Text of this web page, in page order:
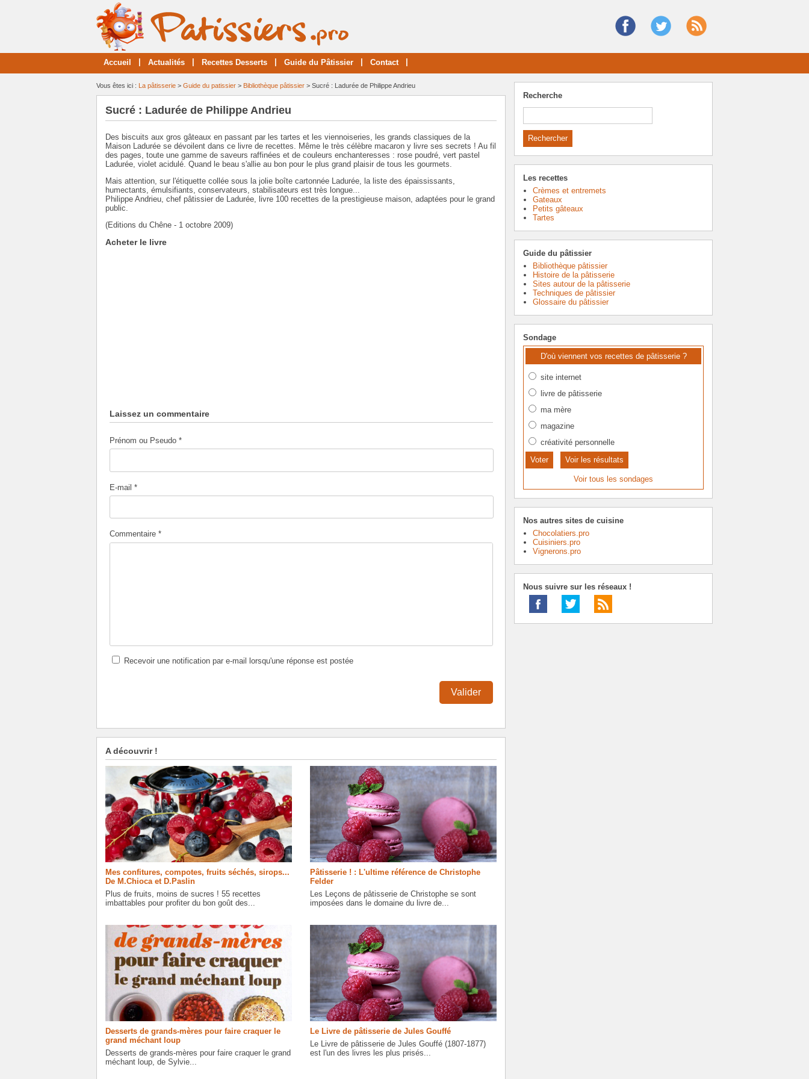
Accueil Actualités Recettes Desserts Guide du Pâtissier Contact
Vous êtes ici : La pâtisserie > Guide du patissier > Bibliothèque pâtissier > Sucré : Ladurée de Philippe Andrieu
Sucré : Ladurée de Philippe Andrieu
Des biscuits aux gros gâteaux en passant par les tartes et les viennoiseries, les grands classiques de la
Maison Ladurée se dévoilent dans ce livre de recettes. Même le très célèbre macaron y livre ses secrets ! Au fil
des pages, toute une gamme de saveurs raffinées et de couleurs enchanteresses : rose poudré, vert pastel
Ladurée, violet acidulé. Quand le beau s'allie au bon pour le plus grand plaisir de tous les gourmets.
Mais attention, sur l'étiquette collée sous la jolie boîte cartonnée Ladurée, la liste des épaississants,
humectants, émulsifiants, conservateurs, stabilisateurs est très longue...
Philippe Andrieu, chef pâtissier de Ladurée, livre 100 recettes de la prestigieuse maison, adaptées pour le grand
public.
(Editions du Chêne - 1 octobre 2009)
Acheter le livre
Laissez un commentaire
Prénom ou Pseudo *
E-mail *
Commentaire *
Recevoir une notification par e-mail lorsqu'une réponse est postée
Valider
A découvrir !
Mes confitures, compotes, fruits séchés, sirops...
De M.Chioca et D.Paslin
Plus de fruits, moins de sucres ! 55 recettes
imbattables pour profiter du bon goût des...
Pâtisserie ! : L'ultime référence de Christophe
Felder
Les Leçons de pâtisserie de Christophe se sont
imposées dans le domaine du livre de...
Desserts de grands-mères pour faire craquer le
grand méchant loup
Desserts de grands-mères pour faire craquer le grand
méchant loup, de Sylvie...
Le Livre de pâtisserie de Jules Gouffé
Le Livre de pâtisserie de Jules Gouffé (1807-1877)
est l'un des livres les plus prisés...
Recherche
Les recettes
Crèmes et entremets
Gateaux
Petits gâteaux
Tartes
Guide du pâtissier
Bibliothèque pâtissier
Histoire de la pâtisserie
Sites autour de la pâtisserie
Techniques de pâtissier
Glossaire du pâtissier
Sondage
D'où viennent vos recettes de pâtisserie ?
site internet
livre de pâtisserie
ma mère
magazine
créativité personnelle
Voir les résultats
Voir tous les sondages
Nos autres sites de cuisine
Chocolatiers.pro
Cuisiniers.pro
Vignerons.pro
Nous suivre sur les réseaux !